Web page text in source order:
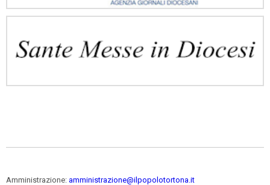
Amministrazione: amministrazione@ilpopolotortona.it